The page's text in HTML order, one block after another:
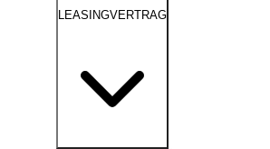
LEASINGVERTRAG